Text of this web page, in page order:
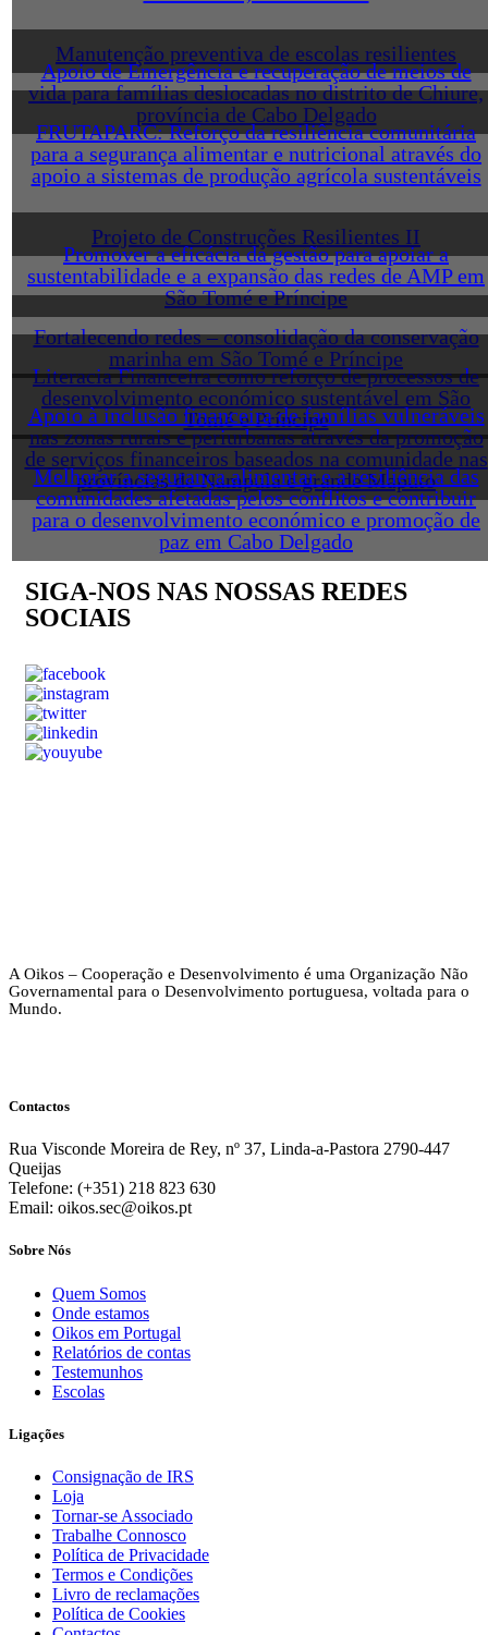
Manutenção preventiva de escolas resilientes
Apoio de Emergência e recuperação de meios de
vida para famílias deslocadas no distrito de Chiure,
província de Cabo Delgado
FRUTAPARC: Reforço da resiliência comunitária
para a segurança alimentar e nutricional através do
apoio a sistemas de produção agrícola sustentáveis
Projeto de Construções Resilientes II
Promover a eficácia da gestão para apoiar a
sustentabilidade e a expansão das redes de AMP em
São Tomé e Príncipe
Fortalecendo redes – consolidação da conservação
marinha em São Tomé e Príncipe
Literacia Financeira como reforço de processos de
desenvolvimento económico sustentável em São
Tomé e Príncipe
Apoio à inclusão financeira de famílias vulneráveis
nas zonas rurais e periurbanas através da promoção
de serviços financeiros baseados na comunidade nas
províncias de Nampula e grande Maputo
Melhorar a segurança alimentar e a resiliência das
comunidades afetadas pelos conflitos e contribuir
para o desenvolvimento económico e promoção de
paz em Cabo Delgado
SIGA-NOS NAS NOSSAS REDES
SOCIAIS
A Oikos – Cooperação e Desenvolvimento é uma Organização Não
Governamental para o Desenvolvimento portuguesa, voltada para o
Mundo.
Contactos
Rua Visconde Moreira de Rey, nº 37, Linda-a-Pastora 2790-447
Queijas
Telefone: (+351) 218 823 630
Email: oikos.sec@oikos.pt
Sobre Nós
Quem Somos
Onde estamos
Oikos em Portugal
Relatórios de contas
Testemunhos
Escolas
Ligações
Consignação de IRS
Loja
Tornar-se Associado
Trabalhe Connosco
Política de Privacidade
Termos e Condições
Livro de reclamações
Política de Cookies